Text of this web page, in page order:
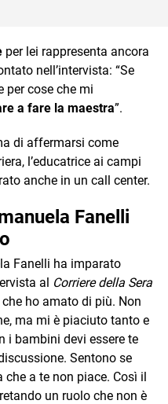
per lei rappresenta ancora
nell’intervista: “Se
per cose che mi
a fare la maestra”.
di affermarsi come
l’educatrice ai campi
anche in un call center.
Fanelli
Fanelli ha imparato
al Corriere della Sera
ho amato di più. Non
ma mi è piaciuto tanto e
i bambini devi essere te
Sentono se
a te non piace. Così il
un ruolo che non è